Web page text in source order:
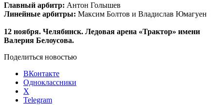
Главный арбитр: Антон Голышев
Линейные арбитры: Максим Болтов и Владислав Юмагуен
12 ноября. Челябинск. Ледовая арена «Трактор» имени
Валерия Белоусова.
Поделиться новостью
ВКонтакте
Одноклассники
X
Telegram